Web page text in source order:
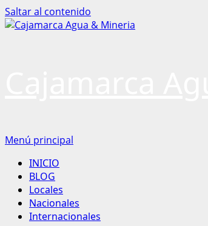
Saltar al contenido
Menú principal
INICIO
BLOG
Locales
Nacionales
Internacionales